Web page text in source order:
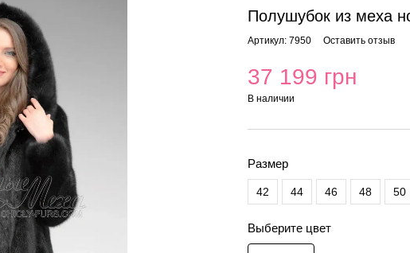
Полушубок из меха
Артикул: 7950 Оставить отзыв
37 199 грн
В наличии
Размер
42 44 46 48 50
Выберите цвет